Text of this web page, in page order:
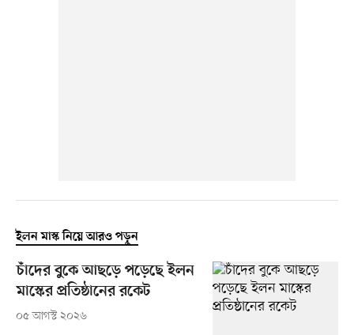
ইলন মাস্ক নিয়ে আরও পড়ুন
চাঁদের বুকে আছড়ে পড়েছে ইলন
মাস্কের প্রতিষ্ঠানের রকেট
০৫ আগস্ট ২০২৬